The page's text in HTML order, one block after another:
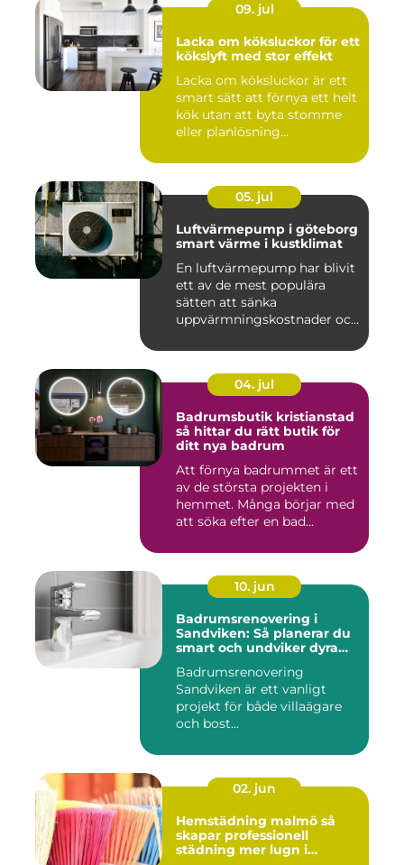
09. jul
Lacka om köksluckor för ett
kökslyft med stor effekt
Lacka om köksluckor är ett
smart sätt att förnya ett helt
kök utan att byta stomme
eller planlösning...
05. jul
Luftvärmepump i göteborg
smart värme i kustklimat
En luftvärmepump har blivit
ett av de mest populära
sätten att sänka
uppvärmningskostnader och
04. jul
Badrumsbutik kristianstad
så hittar du rätt butik för
ditt nya badrum
Att förnya badrummet är ett
av de största projekten i
hemmet. Många börjar med
att söka efter en bad...
10. jun
Badrumsrenovering i
Sandviken: Så planerar du
smart och undviker dyra
Badrumsrenovering
Sandviken är ett vanligt
projekt för både villaägare
och bost...
02. jun
Hemstädning malmö så
skapar professionell
städning mer lugn i